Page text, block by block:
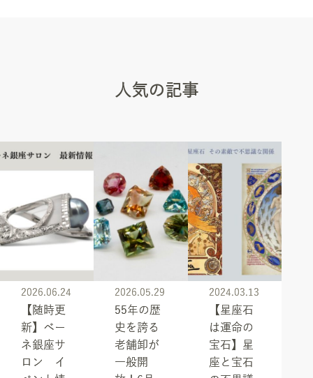
人気の記事
2026.06.24
【随時更
新】ベー
ネ銀座サ
ロン イ
2026.05.29
55年の歴
史を誇る
老舗卸が
一般開
2024.03.13
【星座石
は運命の
宝石】星
座と宝石